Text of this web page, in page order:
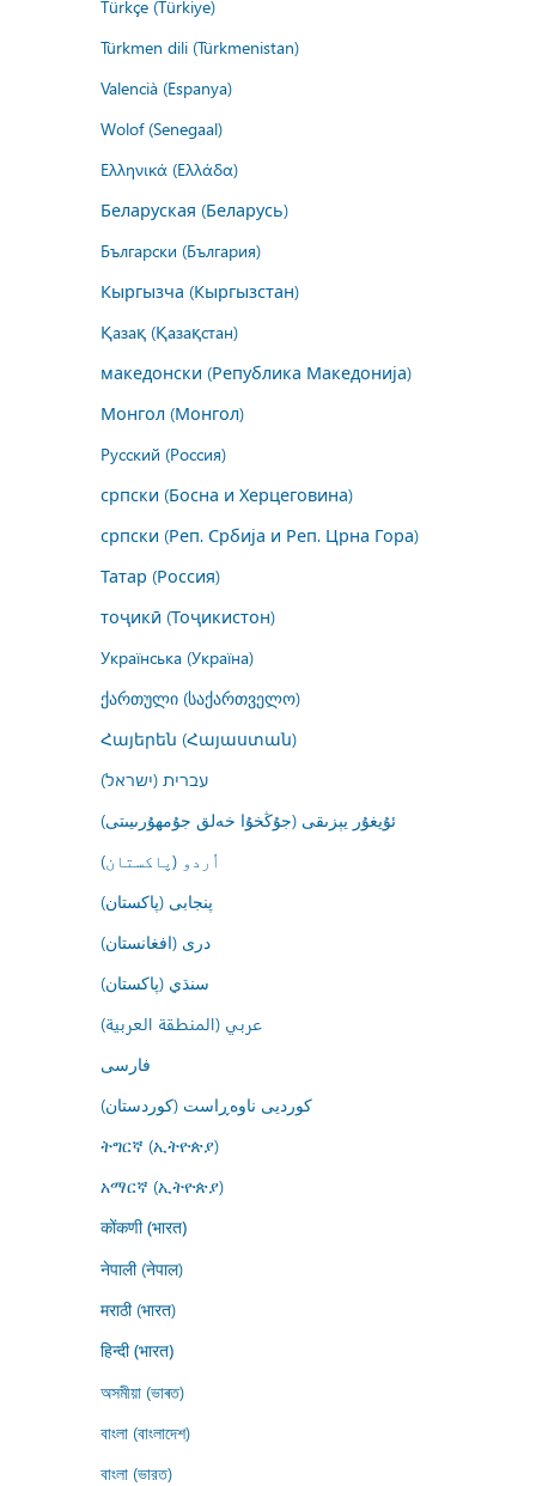
Türkçe (Türkiye)
Türkmen dili (Türkmenistan)
Valencià (Espanya)
Wolof (Senegaal)
Ελληνικά (Ελλάδα)
Беларуская (Беларусь)
Български (България)
Кыргызча (Кыргызстан)
Қазақ (Қазақстан)
македонски (Република Македонија)
Монгол (Монгол)
Русский (Россия)
српски (Босна и Херцеговина)
српски (Реп. Србија и Реп. Црна Гора)
Татар (Россия)
тоҷикӣ (Тоҷикистон)
Українська (Україна)
ქართული (საქართველო)
Հայերեն (Հայաստան)
עברית (ישראל)
ئۇيغۇر يېزىقى (جۇڭخۇا خەلق جۇمھۇرىيىتى)
اُردو (پاکستان)
پنجابی (پاکستان)
درى (افغانستان)
سنڌي (پاکستان)
عربي (المنطقة العربية)
فارسى
کوردیی ناوەڕاست (کوردستان)
ትግርኛ (ኢትዮጵያ)
አማርኛ (ኢትዮጵያ)
कोंकणी (भारत)
नेपाली (नेपाल)
मराठी (भारत)
हिन्दी (भारत)
অসমীয়া (ভাৰত)
বাংলা (বাংলাদেশ)
বাংলা (ভারত)